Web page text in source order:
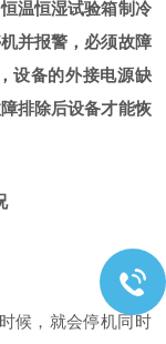
温恒湿试验箱制冷
并报警，必须故障
设备的外接电源缺
排除后设备才能恢
候，就会停机同时